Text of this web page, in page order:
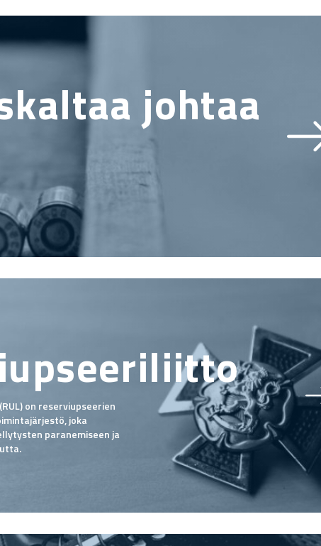
johtaa
on reserviupseerien
joka
paranemiseen ja